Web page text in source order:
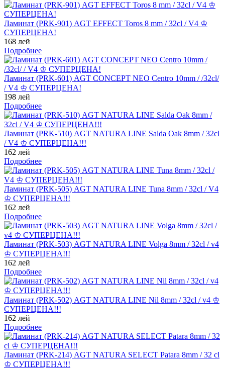
Ламинат (PRK-901) AGT EFFECT Toros 8 mm / 32cl / V4 ♔
СУПЕРЦЕНА!
168 лей
Подробнее
Ламинат (PRK-601) AGT CONCEPT NEO Centro 10mm / /32cl/
/ V4 ♔ СУПЕРЦЕНА!
198 лей
Подробнее
Ламинат (PRK-510) AGT NATURA LINE Salda Oak 8mm / 32cl
/ V4 ♔ СУПЕРЦЕНА!!!
162 лей
Подробнее
Ламинат (PRK-505) AGT NATURA LINE Tuna 8mm / 32cl / V4
♔ СУПЕРЦЕНА!!!
162 лей
Подробнее
Ламинат (PRK-503) AGT NATURA LINE Volga 8mm / 32cl / v4
♔ СУПЕРЦЕНА!!!
162 лей
Подробнее
Ламинат (PRK-502) AGT NATURA LINE Nil 8mm / 32cl / v4 ♔
СУПЕРЦЕНА!!!
162 лей
Подробнее
Ламинат (PRK-214) AGT NATURA SELECT Patara 8mm / 32 cl
♔ СУПЕРЦЕНА!!!